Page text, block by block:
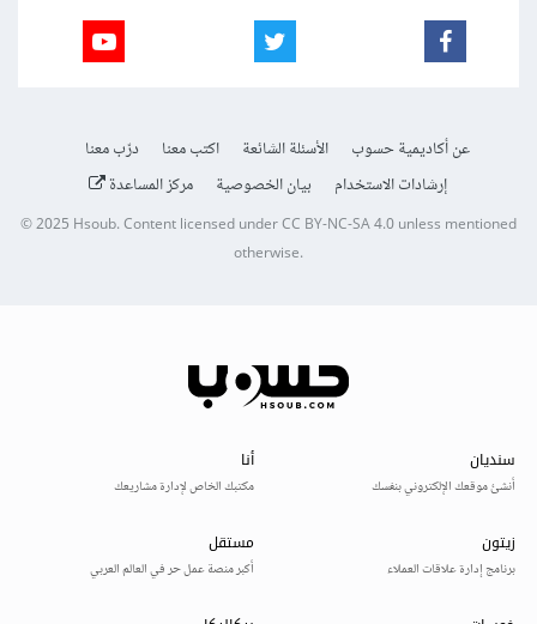
عن أكاديمية حسوب الأسئلة الشائعة اكتب معنا
درّب معنا
إرشادات الاستخدام
بيان الخصوصية مركز المساعدة
© 2025Hsoub.Content licensed underCC BY-NC-SA 4.0unless mentioned
otherwise.